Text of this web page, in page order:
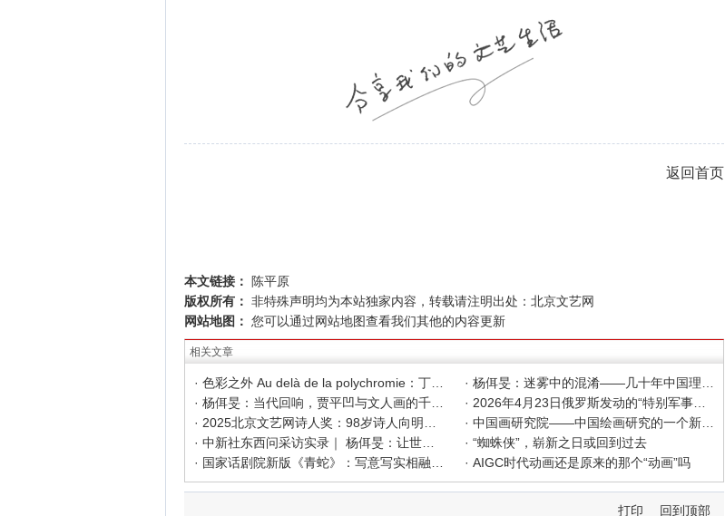
返回首页
本文链接：
陈平原
版权所有： 非特殊声明均为本站独家内容，转载请注明出处： 北京文艺网
网站地图： 您可以通过网站地图查看我们其他的内容更新
相关文章
· 2026年4月23日俄罗斯发动的“特别军事行动”已进入第5个年头，俄乌局势最新综述
· 中国画研究院——中国绘画研究的一个新开篇
· “蜘蛛侠”，崭新之日或回到过去
· AIGC时代动画还是原来的那个“动画”吗
打印 回到顶部